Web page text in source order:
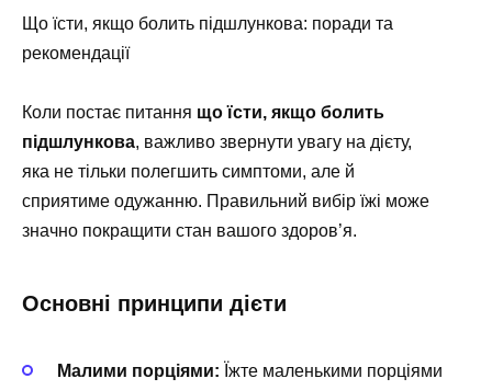
Що їсти, якщо болить підшлункова: поради та
рекомендації
Коли постає питання що їсти, якщо болить
підшлункова, важливо звернути увагу на дієту,
яка не тільки полегшить симптоми, але й
сприятиме одужанню. Правильний вибір їжі може
значно покращити стан вашого здоров’я.
Основні принципи дієти
Малими порціями: Їжте маленькими порціями